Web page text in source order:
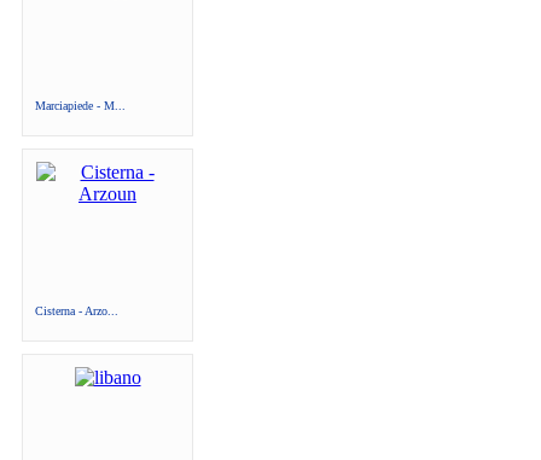
Marciapiede - M...
Cisterna - Arzo...